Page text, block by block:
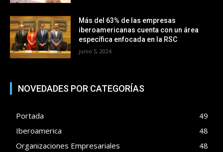
Más del 63% de las empresas
iberoamericanas cuenta con un área
específica enfocada en la RSC
junio 5, 2024
NOVEDADES POR CATEGORÍAS
Portada
49
Iberoamerica
48
Organizaciones Empresariales
48